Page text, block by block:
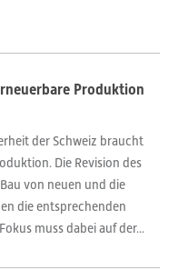
Produktion
der Schweiz braucht
Die Revision des
von neuen und die
die entsprechenden
muss dabei auf der...